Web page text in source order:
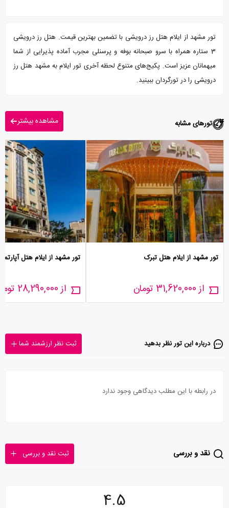
تور مشهد از ایلام هتل رز درویشی با تضمین بهترین قیمت. هتل رز درویشی
3 ستاره همراه با سرو صبحانه بوفه و پرسنلی مجرب آماده پذیرایی از شما
میهمانان عزیز است. پکیج‌های متنوع لحظه آخری تور ایلام به مشهد هتل رز
درویشی را در تورگردان ببینید.
تورهای مشابه مشاهده بیشتر
تور مشهد از ایلام هتل تبرک
از 31,620,000 تومان
تور مشهد از ایلام هتل
از 28,290,000 تومان
درباره این تور‌ نظر بدهید ثبت نظر ارزشمند شما
در رابطه با این مطلب دیدگاهی وجود ندارد
نقد و بررسی ثبت نقد و بررسی
4.5